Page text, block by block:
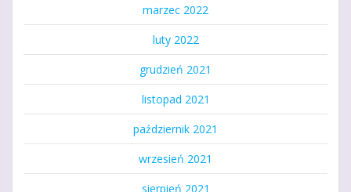
marzec 2022
luty 2022
grudzień 2021
listopad 2021
październik 2021
wrzesień 2021
sierpień 2021